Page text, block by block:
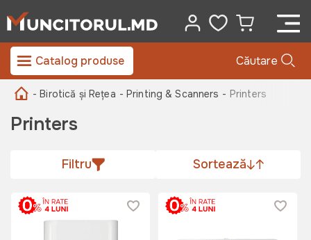
Catalog produse Căutare
- Birotică și Rețea - Printing & Scanners - Printers
Printers
Filtru Sortează